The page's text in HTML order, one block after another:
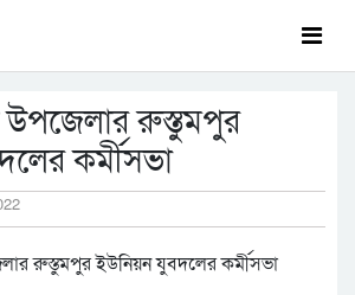
উপজেলার রুস্তুমপুর
কর্মীসভা